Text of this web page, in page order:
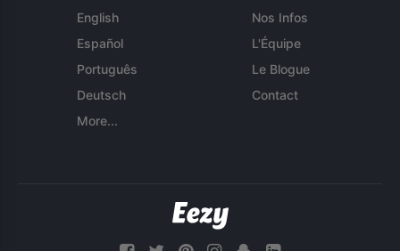
English
Español
Português
Deutsch
More...
Nos Infos
L'Équipe
Le Blogue
Contact